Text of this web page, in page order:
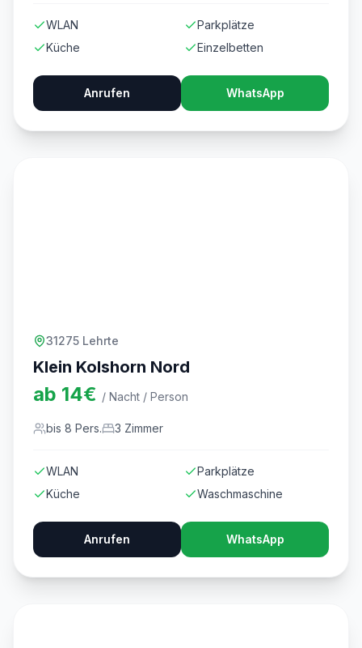
WLAN
Parkplätze
Küche
Einzelbetten
Anrufen WhatsApp
31275 Lehrte
Klein Kolshorn Nord
ab 14€ / Nacht / Person
bis 8 Pers. 3 Zimmer
WLAN
Parkplätze
Küche
Waschmaschine
Anrufen WhatsApp